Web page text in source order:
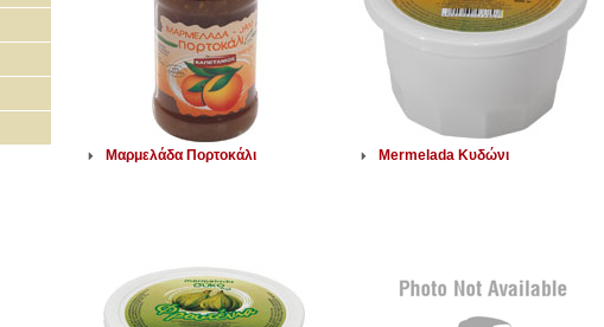
Μαρμελάδα Πορτοκάλι
Mermelada Κυδώνι